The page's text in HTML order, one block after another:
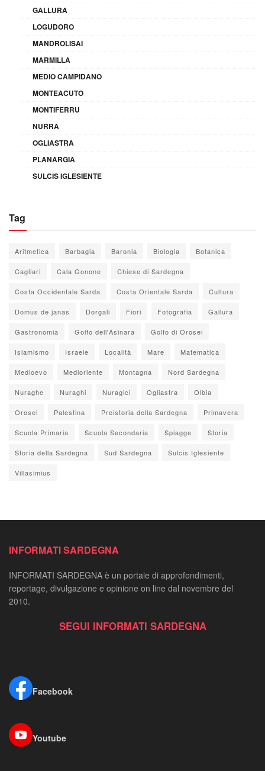
GALLURA
LOGUDORO
MANDROLISAI
MARMILLA
MEDIO CAMPIDANO
MONTEACUTO
MONTIFERRU
NURRA
OGLIASTRA
PLANARGIA
SULCIS IGLESIENTE
Tag
Aritmetica Barbagia Baronia Biologia Botanica
Cagliari Cala Gonone Chiese di Sardegna
Costa Occidentale Sarda Costa Orientale Sarda Cultura
Domus de janas Dorgali Fiori Fotografia Gallura
Gastronomia Golfo dell'Asinara Golfo di Orosei
Islamismo Israele Località Mare Matematica
Medioevo Medioriente Montagna Nord Sardegna
Nuraghe Nuraghi Nuragici Ogliastra Olbia
Orosei Palestina Preistoria della Sardegna Primavera
Scuola Primaria Scuola Secondaria Spiagge Storia
Storia della Sardegna Sud Sardegna Sulcis Iglesiente
Villasimius
INFORMATI SARDEGNA
INFORMATI SARDEGNA è un portale di approfondimenti,
reportage, divulgazione e opinione on line dal novembre del
2010.
SEGUI INFORMATI SARDEGNA
Facebook
Youtube